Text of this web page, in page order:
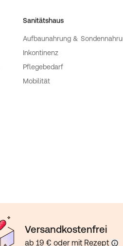
Sanitätshaus
Aufbaunahrung &
Inkontinenz
Pflegebedarf
Mobilität
Versandkostenfrei
ab 19 € oder mit Rezept